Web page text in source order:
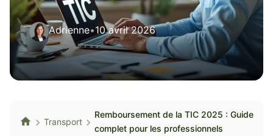
Adrienne•10 avril 2026
Transport
Remboursement de la TIC 2025 : Guide
complet pour les professionnels